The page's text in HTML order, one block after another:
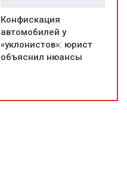
Конфискация
автомобилей у
«уклонистов»: юрист
объяснил нюансы